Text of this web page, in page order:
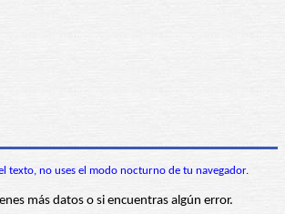
texto, no uses el modo nocturno de tu navegador.
más datos o si encuentras algún error.